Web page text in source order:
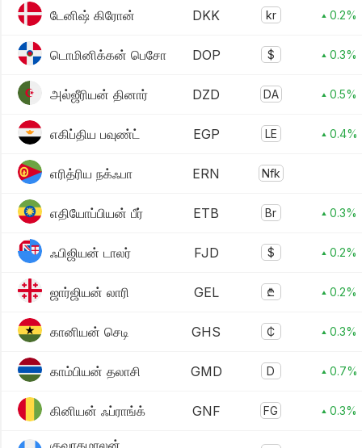
டேனிஷ் கிரோன் DKK kr ▴ 0.2%
டொமினிக்கன் பெசோ DOP $ ▴ 0.3%
அல்ஜீரியன் தினார் DZD DA ▴ 0.5%
எகிப்திய பவுண்ட் EGP LE ▴ 0.4%
எரித்ரிய நக்ஃபா ERN Nfk
எதியோப்பியன் பீர் ETB Br ▴ 0.3%
ஃபிஜியன் டாலர் FJD $ ▴ 0.2%
ஜார்ஜியன் லாரி GEL ₾ ▴ 0.2%
கானியன் செடி GHS ₵ ▴ 0.3%
காம்பியன் தலாசி GMD D ▴ 0.7%
கினியன் ஃப்ராங்க் GNF FG ▴ 0.3%
குவாதமாலன்